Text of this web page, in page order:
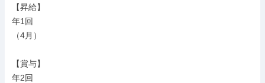
【昇給】
年1回
（4月）
【賞与】
年2回